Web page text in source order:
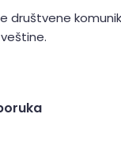
društvene